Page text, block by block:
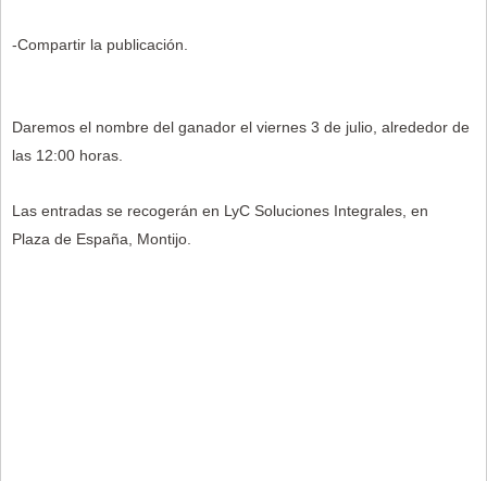
-Compartir la publicación.
Daremos el nombre del ganador el viernes 3 de julio, alrededor de
las 12:00 horas.
Las entradas se recogerán en LyC Soluciones Integrales, en
Plaza de España, Montijo.